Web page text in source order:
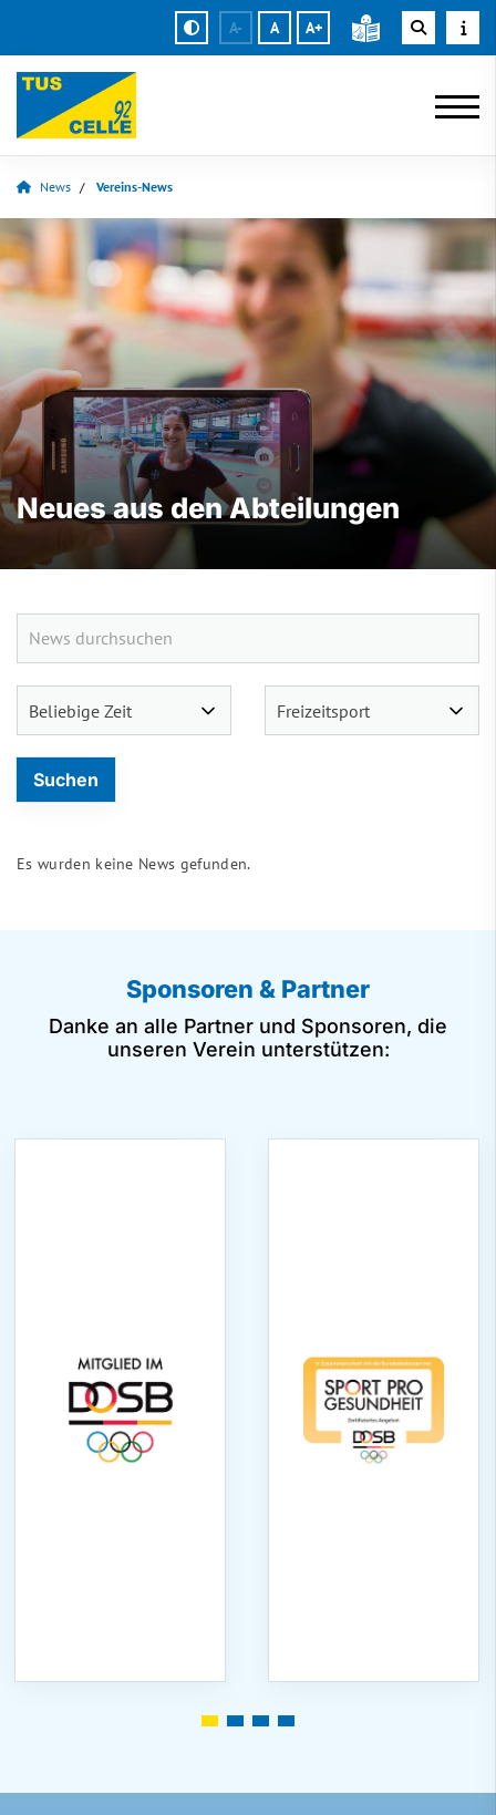
A- A A+
News Vereins-News
Neues aus den Abteilungen
Es wurden keine News gefunden.
Sponsoren & Partner
Danke an alle Partner und Sponsoren, die
unseren Verein unterstützen: